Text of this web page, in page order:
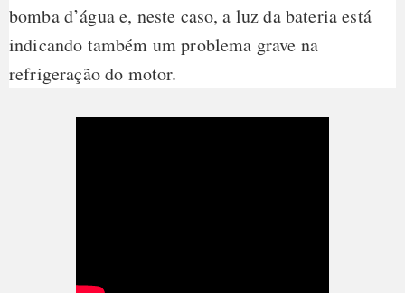
bomba d’água e, neste caso, a luz da bateria está
indicando também um problema grave na
refrigeração do motor.